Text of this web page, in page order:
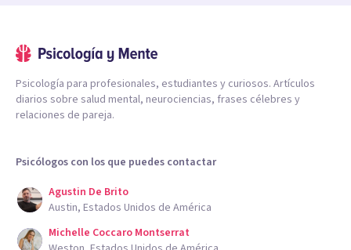
Psicología para profesionales, estudiantes y curiosos. Artículos
diarios sobre salud mental, neurociencias, frases célebres y
relaciones de pareja.
Psicólogos con los que puedes contactar
Agustin De Brito
Austin, Estados Unidos de América
Michelle Coccaro Montserrat